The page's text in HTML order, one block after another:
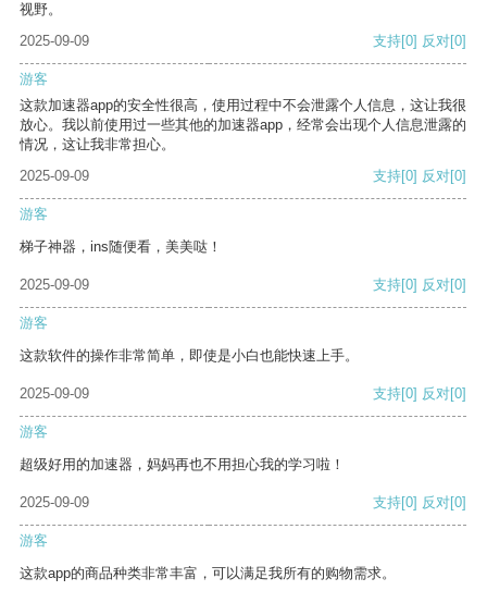
视野。
2025-09-09
支持[0] 反对[0]
游客
这款加速器app的安全性很高，使用过程中不会泄露个人信息，这让我很
放心。我以前使用过一些其他的加速器app，经常会出现个人信息泄露的
情况，这让我非常担心。
2025-09-09
支持[0] 反对[0]
游客
梯子神器，ins随便看，美美哒！
2025-09-09 支持[0] 反对[0]
游客
这款软件的操作非常简单，即使是小白也能快速上手。
2025-09-09 支持[0] 反对[0]
游客
超级好用的加速器，妈妈再也不用担心我的学习啦！
2025-09-09 支持[0] 反对[0]
游客
这款app的商品种类非常丰富，可以满足我所有的购物需求。